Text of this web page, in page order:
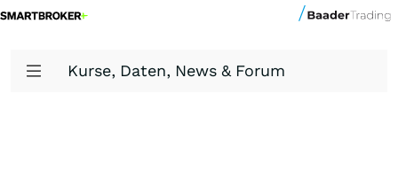
Kurse, Daten, News & Forum